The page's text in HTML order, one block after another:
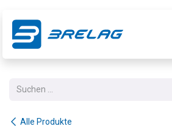
Alle Produkte